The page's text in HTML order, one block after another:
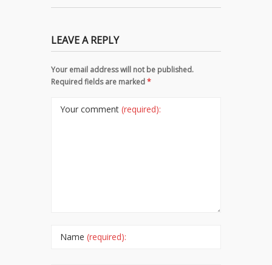
LEAVE A REPLY
Your email address will not be published.
Required fields are marked*
Your comment (required):
Name (required):